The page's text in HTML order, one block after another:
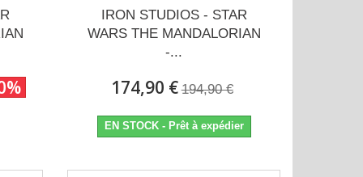
IRON STUDIOS - STAR
WARS THE MANDALORIAN
-...
174,90 € 194,90 €
EN STOCK - Prêt à expédier